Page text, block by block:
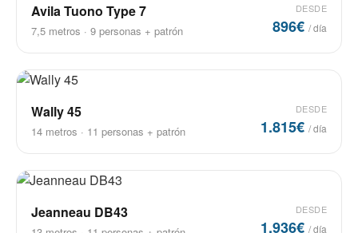
Avila Tuono Type 7
7,5 metros · 9 personas + patrón
DESDE
896€ / día
Wally 45
14 metros · 11 personas + patrón
DESDE
1.815€ / día
Jeanneau DB43 DESDE
1.936€ / día